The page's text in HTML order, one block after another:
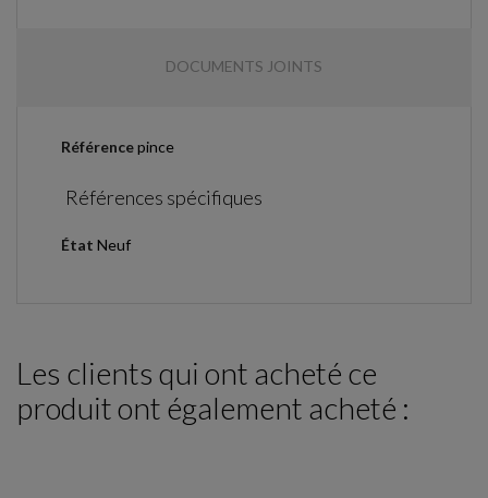
DOCUMENTS JOINTS
Référencepince
Références spécifiques
État Neuf
Les clients qui ont acheté ce
produit ont également acheté :